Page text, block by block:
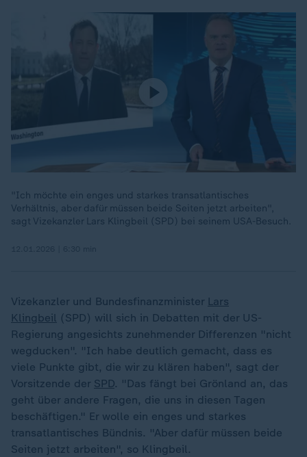
"Ich möchte ein enges und starkes transatlantisches
Verhältnis, aber dafür müssen beide Seiten jetzt arbeiten",
sagt Vizekanzler Lars Klingbeil (SPD) bei seinem USA-Besuch.
Vizekanzler und Bundesfinanzminister Lars
Klingbeil (SPD) will sich in Debatten mit der US-
Regierung angesichts zunehmender Differenzen "nicht
wegducken". "Ich habe deutlich gemacht, dass es
viele Punkte gibt, die wir zu klären haben", sagt der
Vorsitzende der SPD. "Das fängt bei Grönland an, das
geht über andere Fragen, die uns in diesen Tagen
beschäftigen." Er wolle ein enges und starkes
transatlantisches Bündnis. "Aber dafür müssen beide
Seiten jetzt arbeiten", so Klingbeil.